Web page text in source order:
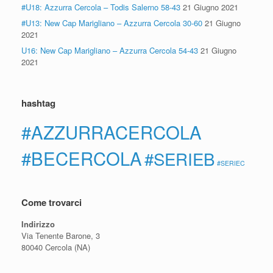
#U18: Azzurra Cercola – Todis Salerno 58-43 21 Giugno 2021
#U13: New Cap Marigliano – Azzurra Cercola 30-60 21 Giugno
2021
U16: New Cap Marigliano – Azzurra Cercola 54-43 21 Giugno
2021
hashtag
#AZZURRACERCOLA
#BECERCOLA#SERIEB #SERIEC
Come trovarci
Indirizzo
Via Tenente Barone, 3
80040 Cercola (NA)